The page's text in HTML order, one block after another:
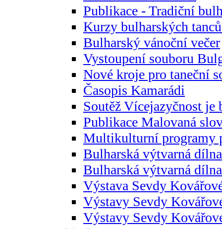
Publikace - Tradiční
Kurzy bulharských
Bulharský vánoční večer
Vystoupení souboru
Nové kroje pro taneční
Časopis Kamarádi
Soutěž Vícejazyčnost je
Publikace Malovaná
Multikulturní programy
Bulharská výtvarná
Bulharská výtvarná
Výstava Sevdy
Výstavy Sevdy
Výstavy Sevdy